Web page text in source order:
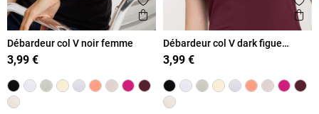
Ajouter aux favoris
Aperçu rapide
Débardeur col V noir femme
3,99 €
Débardeur col V dark figue
femme
3,99 €